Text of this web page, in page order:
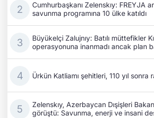
Cumhurbaşkanı Zelenskıy: FREYJA
savunma programına 10 ülke katıldı
Büyükelçi Zalujnıy: Batılı müttefikler
operasyonuna inanmadı ancak plan
Ürkün Katliamı şehitleri, 110 yıl sonra
Zelenskıy, Azerbaycan Dışişleri
görüştü: Savunma, enerji ve insani